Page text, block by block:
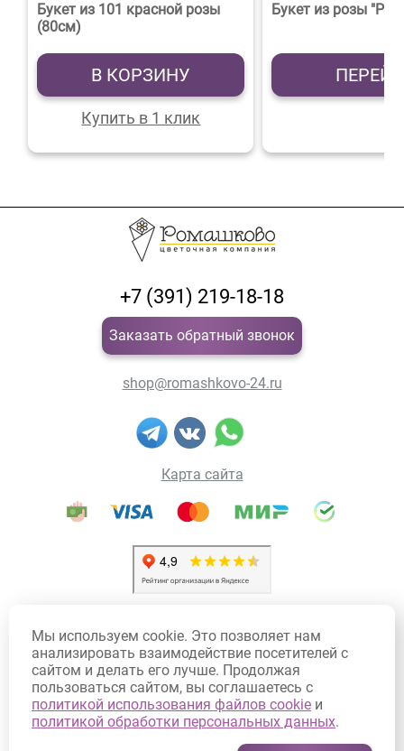
Букет из 101 красной розы
(80см)
В КОРЗИНУ
Купить в 1 клик
Букет из розы
+7 (391) 219-18-18
Заказать обратный звонок
shop@romashkovo-24.ru
Карта сайта
Политика использования Cookie
Договор оферты
Согласие на обработку персональных данных
Согласие на получение рекламных рассылок
Мы используем cookie. Это позволяет нам
анализировать взаимодействие посетителей с
сайтом и делать его лучше. Продолжая
пользоваться сайтом, вы соглашаетесь с
политикой использования файлов cookie и
политикой обработки персональных данных.